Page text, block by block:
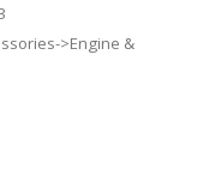
>Engine &